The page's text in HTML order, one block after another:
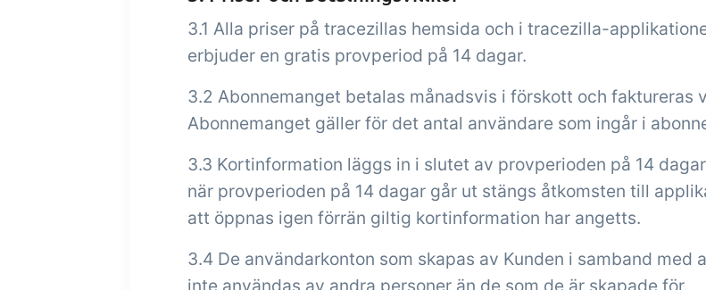
3.1 Alla priser på tracezillas hemsida och i tracezilla-
erbjuder en gratis provperiod på 14 dagar.
3.2 Abonnemanget betalas månadsvis i förskott och faktureras
Abonnemanget gäller för det antal användare som ingår i
3.3 Kortinformation läggs in i slutet av provperioden på 14
när provperioden på 14 dagar går ut stängs åtkomsten till
att öppnas igen förrän giltig kortinformation har angetts.
3.4 De användarkonton som skapas av Kunden i samband med
inte användas av andra personer än de som de är skapade för.